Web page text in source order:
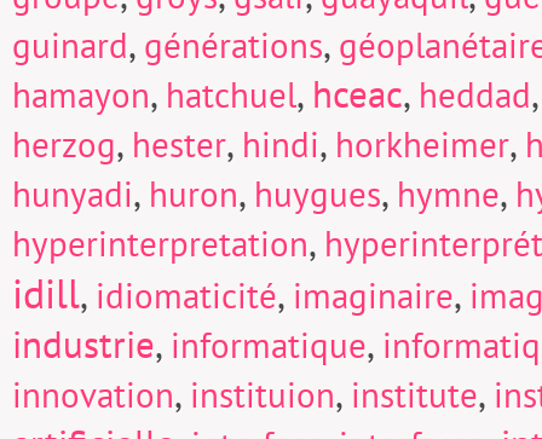
guinard, générations,
hamayon, hatchuel, hceac, heddad
herzog, hester, hindi, horkheimer,
hunyadi, huron, huygues, hymne,
hyperinterpretation,
idill, idiomaticité, imaginaire,
industrie, informatique,
innovation, instituion, institute,